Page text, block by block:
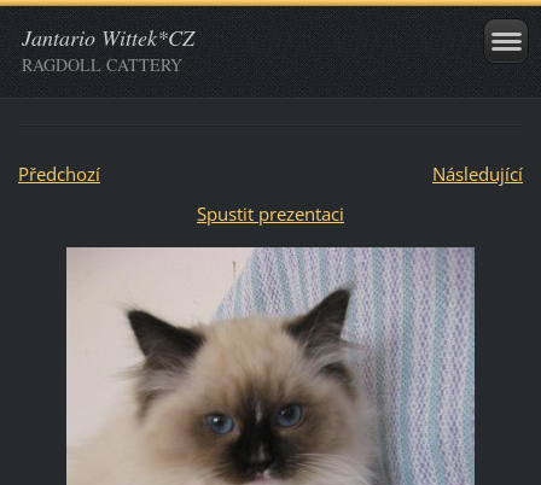
Jantario Wittek*CZ
RAGDOLL CATTERY
Předchozí
Následující
Spustit prezentaci